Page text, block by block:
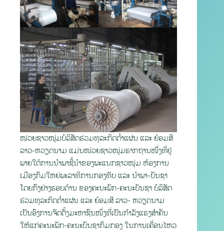
ໜ່ວຍຊາວໜຸ່ມບໍລິສັດຮ່ວມທຸລະກິດຕ່ຳແຜ່ນ ແລະ ຍ້ອມສີ
ລາວ-ຫວຽດນາມ ແມ່ນໜ່ວຍຊາວໜຸ່ມຮາກຖານໜື່ງທີ່ຢູ່
ພາຍໃຕ້ການນຳພາຊີ້ນຳຂອງພະແນກຊາວໜຸ່ມ ຫ້ອງການ
ເມືອງກົມໃຫຍ່ພະລາທິການກອງທັບ ແລະ ນໍາພາ-ບັນຊາ
ໂດຍກົງຢ່າງຮອບດ້ານ ຂອງຄະນະພັກ-ຄະນະບັນຊາ ບໍລິສັດ
ຮ່ວມທຸລະກິດຕ່ຳແຜ່ນ ແລະ ຍ້ອມສີ ລາວ- ຫວຽດນາມ
ເປັນອົງການຈັດຕັ້ງມະຫາຊົນໜຶ່ງທີ່ເປັນກໍາລັງແຮງສໍາຄັນ
ໃຫ້ແກ່ຄະນະພັກ-ຄະນະບັນຊາກົມກອງ ໃນການເຄື່ອນໄຫວ